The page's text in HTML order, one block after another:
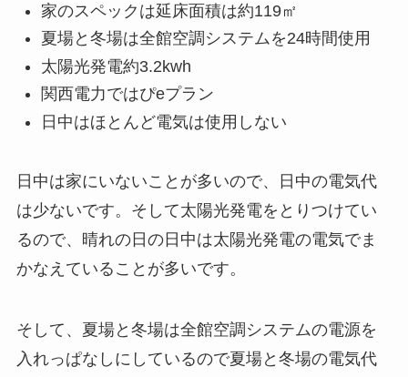
家のスペックは延床面積は約119㎡
夏場と冬場は全館空調システムを24時間使用
太陽光発電約3.2kwh
関西電力ではぴeプラン
日中はほとんど電気は使用しない
日中は家にいないことが多いので、日中の電気代
は少ないです。そして太陽光発電をとりつけてい
るので、晴れの日の日中は太陽光発電の電気でま
かなえていることが多いです。
そして、夏場と冬場は全館空調システムの電源を
入れっぱなしにしているので夏場と冬場の電気代